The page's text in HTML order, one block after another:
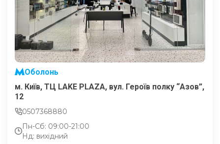
Оболонь
м. Київ, ТЦ LAKE PLAZA, вул. Героїв полку “Азов”,
12
0507368880
Пн-Сб: 09:00-21:00
Нд: вихідний